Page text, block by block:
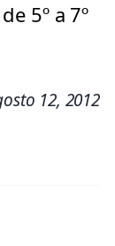
5º a 7º
12, 2012